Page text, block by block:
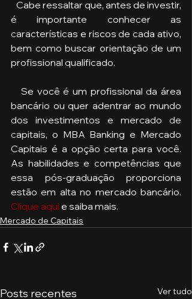
é importante conhecer as
características e riscos de cada ativo,
bem como buscar orientação de um
profissional qualificado.
bancário ou quer adentrar ao mundo
dos investimentos e mercado de
capitais, o MBA Banking e Mercado
Capitais é a opção certa para você.
As habilidades e competências que
essa pós-graduação proporciona
Clique aqui e saiba mais.
Mercado de Capitais
Posts recentes Ver tudo